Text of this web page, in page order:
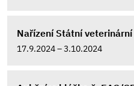
Nařízení Státní
17.9.2024 – 3.10.2024